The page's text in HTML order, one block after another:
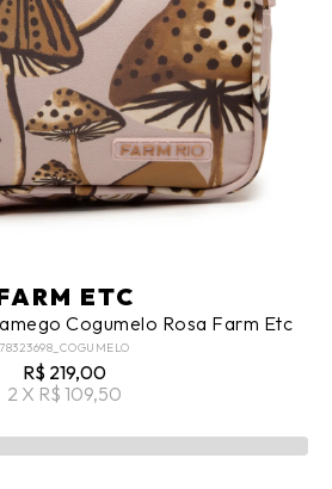
ETC
Cogumelo Rosa Farm Etc
78323698_COGUMELO
R$ 219,00
2 X R$ 109,50